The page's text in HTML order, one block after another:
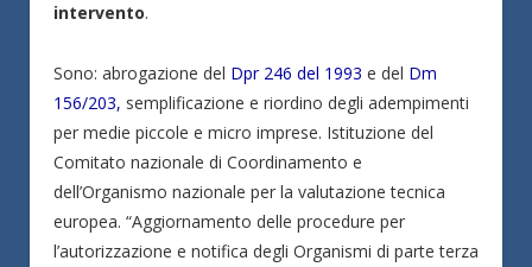
intervento.
Sono: abrogazione del Dpr 246 del 1993 e del Dm
156/203, semplificazione e riordino degli adempimenti
per medie piccole e micro imprese. Istituzione del
Comitato nazionale di Coordinamento e
dell’Organismo nazionale per la valutazione tecnica
europea. “Aggiornamento delle procedure per
l’autorizzazione e notifica degli Organismi di parte terza